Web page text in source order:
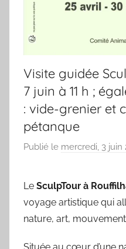
Visite guidée
7 juin à 11 h ;
: vide-grenier et
pétanque
Publié le mercredi, 3 juin
Le SculpTour à
voyage artistique qui
nature, art,